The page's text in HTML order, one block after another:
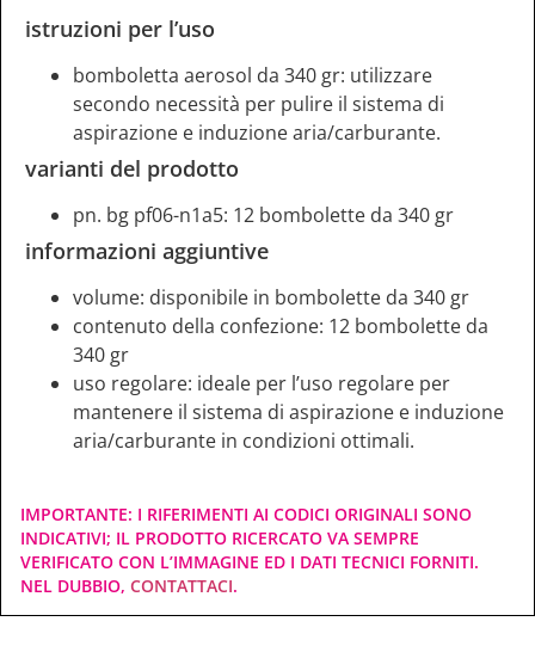
istruzioni per l’uso
bomboletta aerosol da 340 gr: utilizzare
secondo necessità per pulire il sistema di
aspirazione e induzione aria/carburante.
varianti del prodotto
pn. bg pf06-n1a5: 12 bombolette da 340 gr
informazioni aggiuntive
volume: disponibile in bombolette da 340 gr
contenuto della confezione: 12 bombolette da
340 gr
uso regolare: ideale per l’uso regolare per
mantenere il sistema di aspirazione e induzione
aria/carburante in condizioni ottimali.
IMPORTANTE: I RIFERIMENTI AI CODICI ORIGINALI SONO
INDICATIVI; IL PRODOTTO RICERCATO VA SEMPRE
VERIFICATO CON L’IMMAGINE ED I DATI TECNICI FORNITI.
NEL DUBBIO, CONTATTACI.